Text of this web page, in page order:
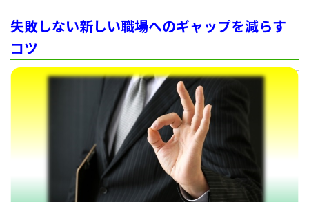
失敗しない新しい職場へのギャップを減らす
コツ